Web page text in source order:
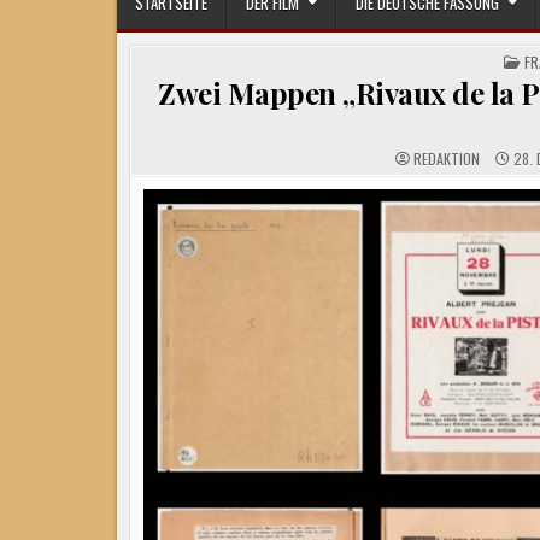
Zwei Mappen „Rivaux de la
REDAKTION 28.